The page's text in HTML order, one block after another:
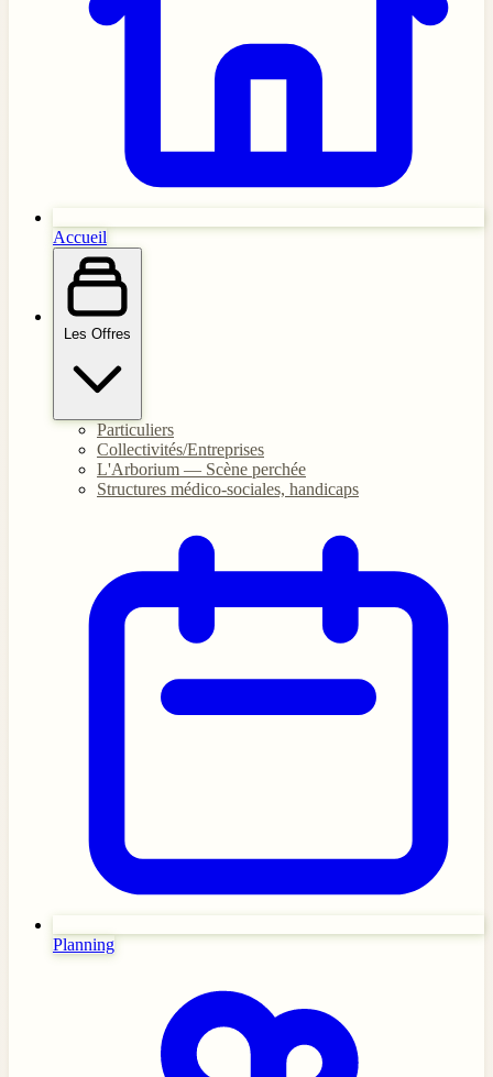
Accueil
Les Offres
Particuliers
Collectivités/Entreprises
L'Arborium — Scène perchée
Structures médico-sociales, handicaps
Planning